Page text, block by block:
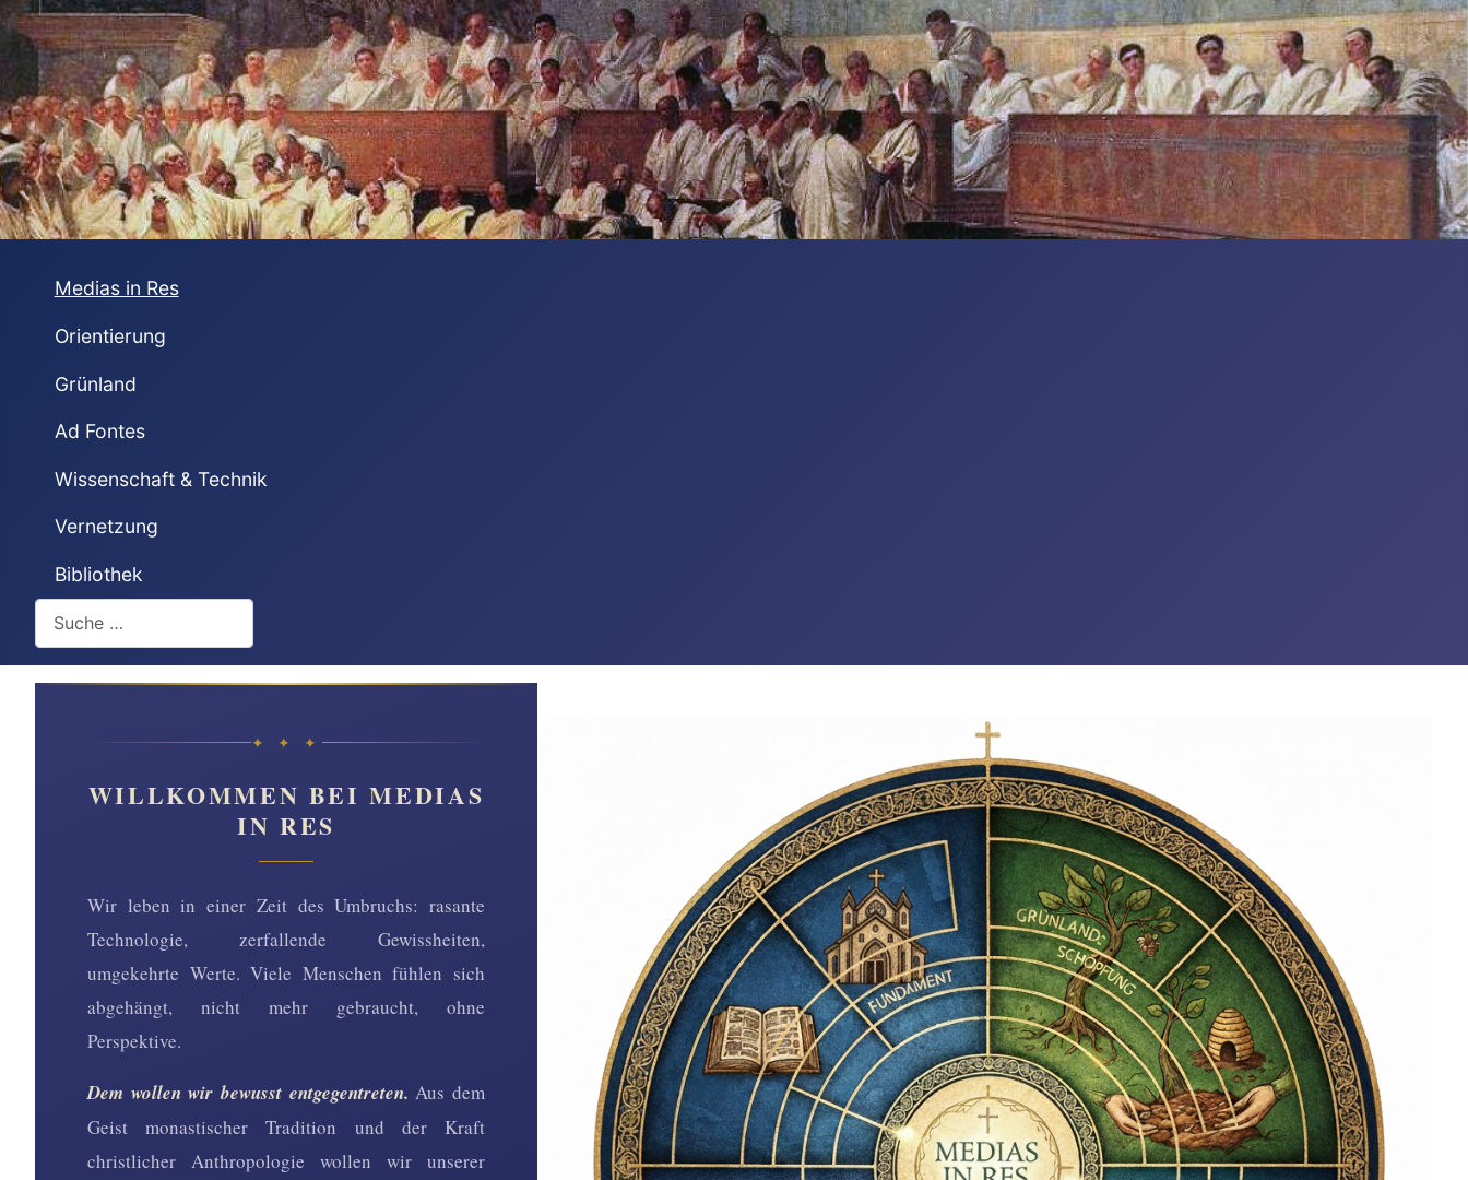
Medias in Res
Orientierung
Grünland
Ad Fontes
Wissenschaft & Technik
Vernetzung
Bibliothek
Suchen
✦ ✦ ✦
WILLKOMMEN BEI MEDIAS
IN RES
Wir leben in einer Zeit des Umbruchs: rasante
Technologie, zerfallende Gewissheiten,
umgekehrte Werte. Viele Menschen fühlen sich
abgehängt, nicht mehr gebraucht, ohne
Perspektive.
Dem wollen wir bewusst entgegentreten. Aus dem
Geist monastischer Tradition und der Kraft
christlicher Anthropologie wollen wir unserer